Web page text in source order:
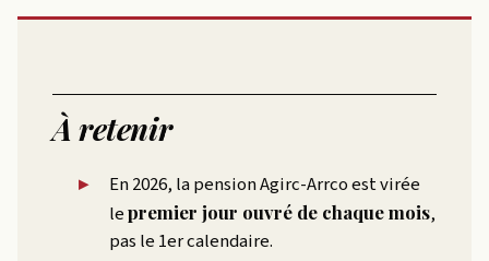
À retenir
En 2026, la pension Agirc-Arrco est virée
lepremier jour ouvré de chaque mois,
pas le 1er calendaire.